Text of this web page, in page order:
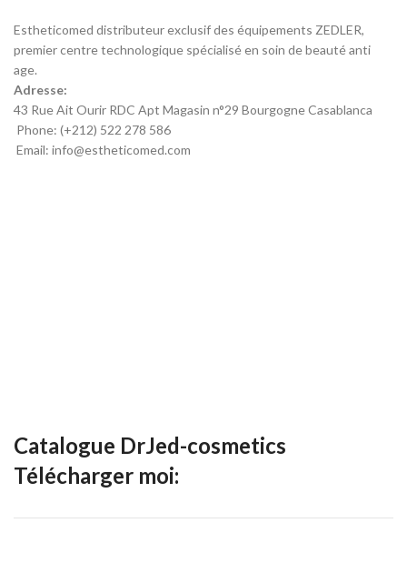
Estheticomed distributeur exclusif des équipements ZEDLER,
premier centre technologique spécialisé en soin de beauté anti
age.
Adresse:
43 Rue Ait Ourir RDC Apt Magasin n°29 Bourgogne Casablanca
Phone: (+212) 522 278 586
Email: info@estheticomed.com
Catalogue DrJed-cosmetics
Télécharger moi: